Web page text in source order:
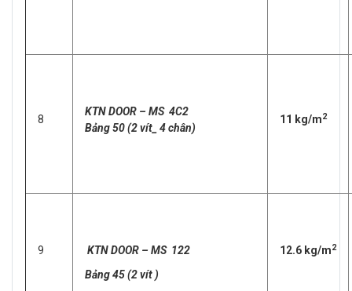
8
KTN DOOR – MS 4C2
Bảng 50 (2 vít_ 4 chân)
11 kg/m2
9
KTN DOOR – MS 122
Bảng 45 (2 vít )
12.6 kg/m2